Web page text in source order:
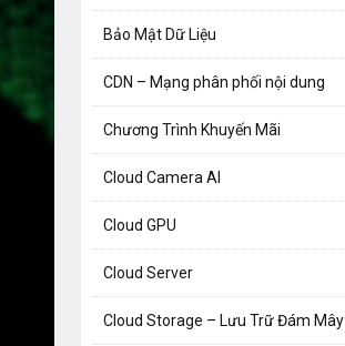
Bảo Mật Dữ Liệu
CDN – Mạng phân phối nội dung
Chương Trình Khuyến Mãi
Cloud Camera AI
Cloud GPU
Cloud Server
Cloud Storage – Lưu Trữ Đám Mây